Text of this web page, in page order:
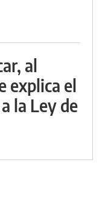
al
explica el
la Ley de